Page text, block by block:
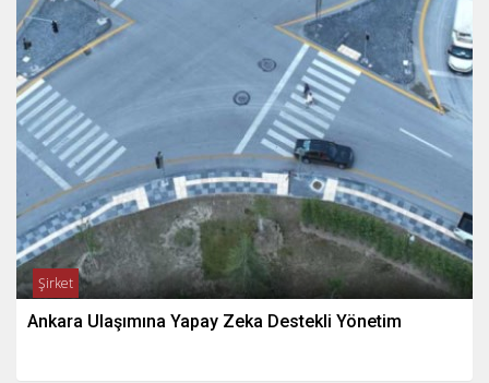
Şirket
Ankara Ulaşımına Yapay Zeka Destekli Yönetim